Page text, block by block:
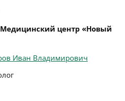
центр «Новый
Иван Владимирович